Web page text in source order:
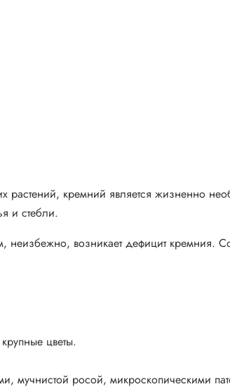
кремний является жизненно
и стебли.
возникает дефицит кремния.
цветы.
мучнистой росой, микроскопическими